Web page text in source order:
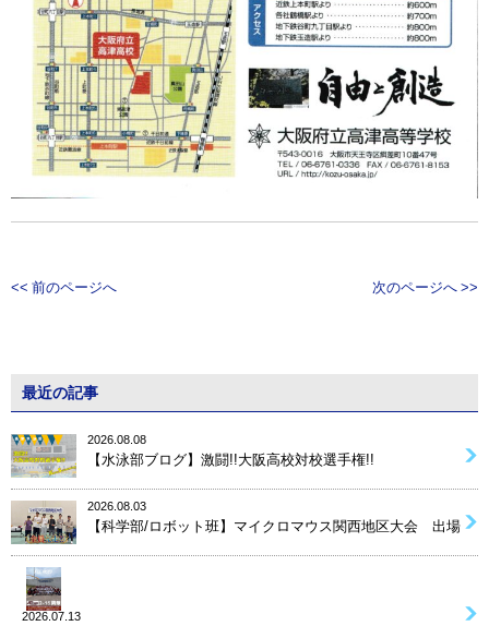
<< 前のページへ 次のページへ >>
最近の記事
2026.08.08
【水泳部ブログ】激闘!!大阪高校対校選手権!!
2026.08.03
【科学部/ロボット班】マイクロマウス関西地区大会 出場
2026.07.13